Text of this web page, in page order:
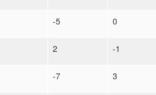
-5 0
2 -1
-7 3